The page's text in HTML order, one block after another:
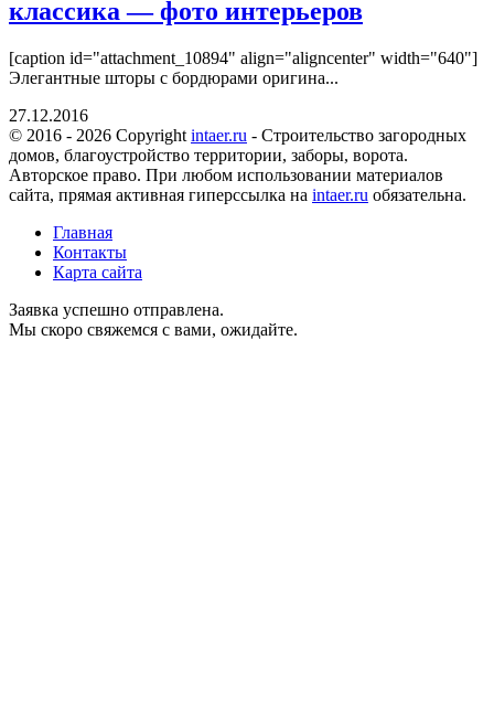
классика — фото интерьеров
[caption id="attachment_10894" align="aligncenter" width="640"]
Элегантные шторы с бордюрами оригина...
27.12.2016
© 2016 - 2026 Copyright intaer.ru - Cтроительство загородных
домов, благоустройство территории, заборы, ворота.
Авторское право. При любом использовании материалов
сайта, прямая активная гиперссылка на intaer.ru обязательна.
Главная
Контакты
Карта сайта
Заявка успешно отправлена.
Мы скоро свяжемся с вами, ожидайте.